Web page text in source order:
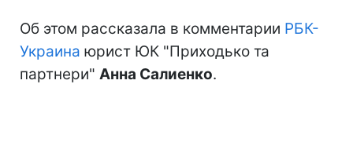
Об этом рассказала в комментарии РБК-
Украина юрист ЮК "Приходько та
партнери" Анна Салиенко.